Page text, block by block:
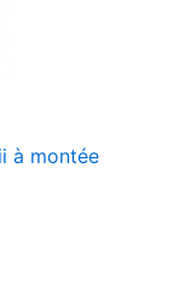
à montée